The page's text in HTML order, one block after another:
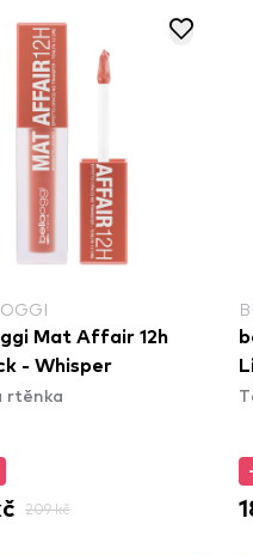
Mat Affair 12h
- Whisper
rtěnka
209 kč